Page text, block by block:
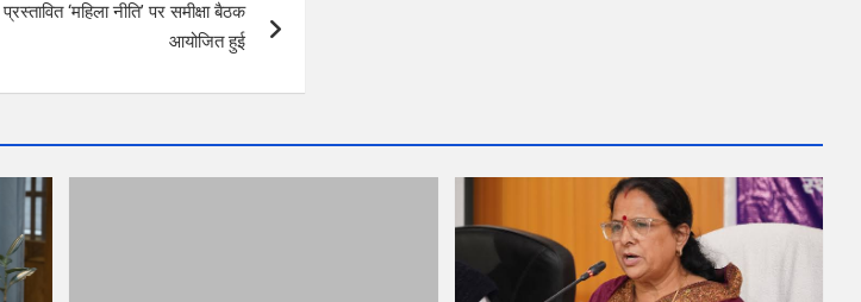
‘महिला नीति’ पर समीक्षा बैठक
आयोजित हुई